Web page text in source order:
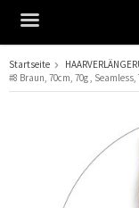
Das
Startseite
#8 Braun, 70cm, 70g ,